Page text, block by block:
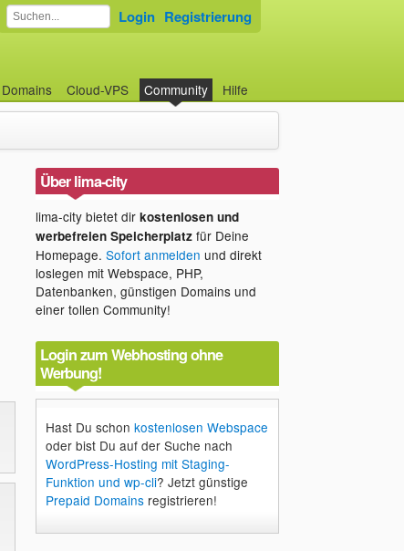
Domains Cloud-VPS Community Hilfe
Login Registrierung
Über lima-city
lima-city bietet dir kostenlosen und
werbefreien Speicherplatzfür Deine
Homepage. Sofort anmelden und direkt
loslegen mit Webspace, PHP,
Datenbanken, günstigen Domains und
einer tollen Community!
Login zum Webhosting ohne
Werbung!
Hast Du schon kostenlosen Webspace
oder bist Du auf der Suche nach
WordPress-Hosting mit Staging-
Funktion und wp-cli? Jetzt günstige
Prepaid Domainsregistrieren!